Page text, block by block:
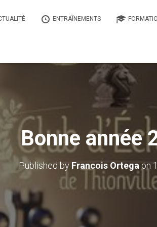
ENTRAÎNEMENTS
Bonne année
Published by Francois Ortega on